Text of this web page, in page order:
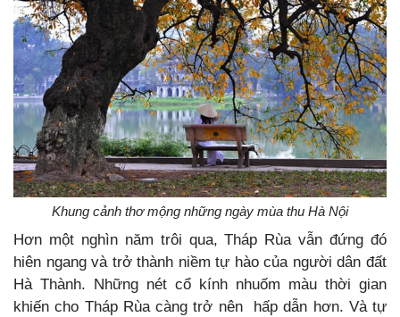
Khung cảnh thơ mộng những ngày mùa thu Hà Nội
Hơn một nghìn năm trôi qua, Tháp Rùa vẫn đứng đó
hiên ngang và trở thành niềm tự hào của người dân đất
Hà Thành. Những nét cổ kính nhuốm màu thời gian
khiến cho Tháp Rùa càng trở nên hấp dẫn hơn. Và tự